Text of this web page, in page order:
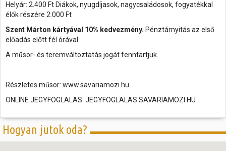
Helyár: 2.400 Ft Diákok, nyugdíjasok, nagycsaládosok, fogyatékkal
élők részére 2.000 Ft
Szent Márton kártyával 10% kedvezmény. Pénztárnyitás az első
előadás előtt fél órával.
A műsor- és teremváltoztatás jogát fenntartjuk.
Részletes műsor: www.savariamozi.hu
ONLINE JEGYFOGLALAS: JEGYFOGLALAS.SAVARIAMOZI.HU
Hogyan jutok oda?